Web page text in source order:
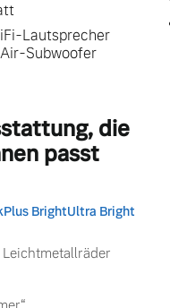
Lautsprecher
Subwoofer
die
passt
Plus BrightUltra Bright